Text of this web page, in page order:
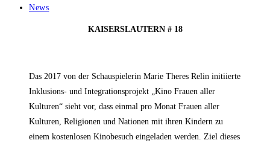
veröffentlicht:
Beitrags-
News
KAISERSLAUTERN # 18
Das 2017 von der Schauspielerin Marie Theres Relin initiierte
Inklusions- und Integrationsprojekt „Kino Frauen aller
Kulturen“ sieht vor, dass einmal pro Monat Frauen aller
Kulturen, Religionen und Nationen mit ihren Kindern zu
einem kostenlosen Kinobesuch eingeladen werden. Ziel dieses